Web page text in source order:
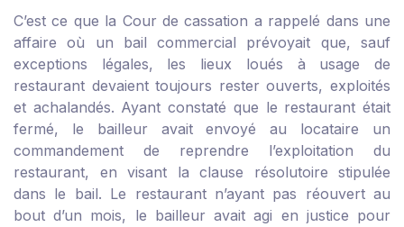
C’est ce que la Cour de cassation a rappelé dans une
affaire où un bail commercial prévoyait que, sauf
exceptions légales, les lieux loués à usage de
restaurant devaient toujours rester ouverts, exploités
et achalandés. Ayant constaté que le restaurant était
fermé, le bailleur avait envoyé au locataire un
commandement de reprendre l’exploitation du
restaurant, en visant la clause résolutoire stipulée
dans le bail. Le restaurant n’ayant pas réouvert au
bout d’un mois, le bailleur avait agi en justice pour